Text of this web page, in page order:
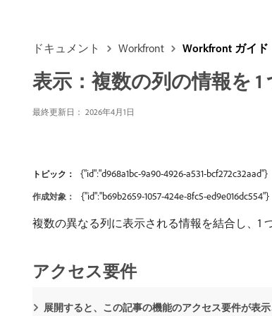
ドキュメント Workfront Workfront ガイド
表示：複数の列の情報を
最終更新日： 2026年4月1日
トピック： {"id":"d968a1bc-9a90-4926-a531-bcf272c32aad"}
作成対象： {"id":"b69b2659-1057-424e-8fc5-ed9e016dc554"}
複数の異なる列に表示される情報を結合し、1
アクセス要件
展開すると、この記事の機能のアクセス要件が表示